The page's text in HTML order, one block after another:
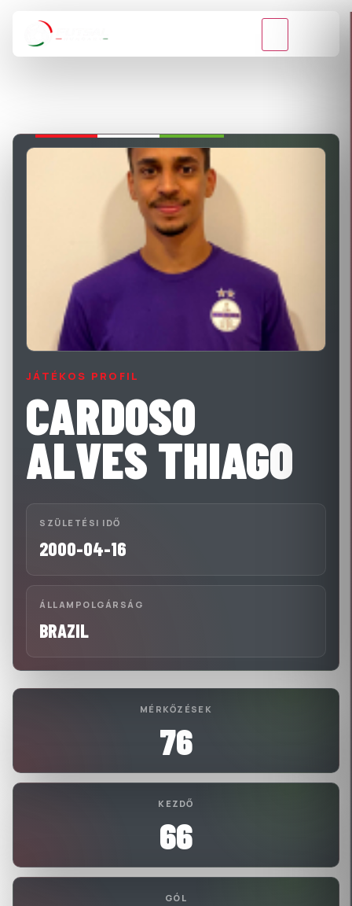
JÁTÉKOS PROFIL
CARDOSO
ALVES THIAGO
SZÜLETÉSI IDŐ
2000-04-16
ÁLLAMPOLGÁRSÁG
BRAZIL
MÉRKŐZÉSEK
76
KEZDŐ
66
GÓL